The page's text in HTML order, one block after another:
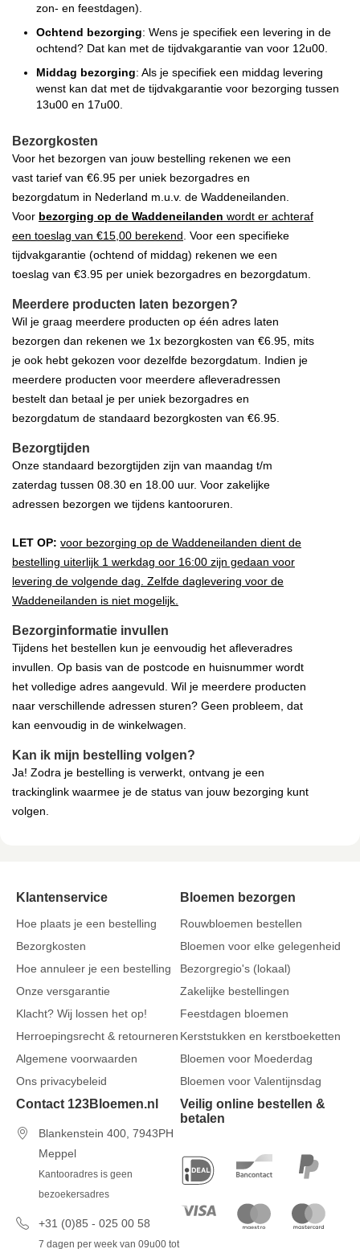
zon- en feestdagen).
Ochtend bezorging: Wens je specifiek een levering in de
ochtend? Dat kan met de tijdvakgarantie van voor 12u00.
Middag bezorging: Als je specifiek een middag levering
wenst kan dat met de tijdvakgarantie voor bezorging tussen
13u00 en 17u00.
Bezorgkosten
Voor het bezorgen van jouw bestelling rekenen we een
vast tarief van €6.95 per uniek bezorgadres en
bezorgdatum in Nederland m.u.v. de Waddeneilanden.
Voor bezorging op de Waddeneilanden wordt er achteraf
een toeslag van €15,00 berekend . Voor een specifieke
tijdvakgarantie (ochtend of middag) rekenen we een
toeslag van €3.95 per uniek bezorgadres en bezorgdatum.
Meerdere producten laten bezorgen?
Wil je graag meerdere producten op één adres laten
bezorgen dan rekenen we 1x bezorgkosten van €6.95, mits
je ook hebt gekozen voor dezelfde bezorgdatum. Indien je
meerdere producten voor meerdere afleveradressen
bestelt dan betaal je per uniek bezorgadres en
bezorgdatum de standaard bezorgkosten van €6.95.
Bezorgtijden
Onze standaard bezorgtijden zijn van maandag t/m
zaterdag tussen 08.30 en 18.00 uur. Voor zakelijke
adressen bezorgen we tijdens kantooruren.
LET OP: voor bezorging op de Waddeneilanden dient de
bestelling uiterlijk 1 werkdag oor 16:00 zijn gedaan voor
levering de volgende dag. Zelfde daglevering voor de
Waddeneilanden is niet mogelijk.
Bezorginformatie invullen
Tijdens het bestellen kun je eenvoudig het afleveradres
invullen. Op basis van de postcode en huisnummer wordt
het volledige adres aangevuld. Wil je meerdere producten
naar verschillende adressen sturen? Geen probleem, dat
kan eenvoudig in de winkelwagen.
Kan ik mijn bestelling volgen?
Ja! Zodra je bestelling is verwerkt, ontvang je een
trackinglink waarmee je de status van jouw bezorging kunt
volgen.
Klantenservice
Hoe plaats je een bestelling
Bezorgkosten
Hoe annuleer je een bestelling
Onze versgarantie
Klacht? Wij lossen het op!
Herroepingsrecht & retourneren
Algemene voorwaarden
Ons privacybeleid
Bloemen bezorgen
Rouwbloemen bestellen
Bloemen voor elke gelegenheid
Bezorgregio's (lokaal)
Zakelijke bestellingen
Feestdagen bloemen
Kerststukken en kerstboeketten
Bloemen voor Moederdag
Bloemen voor Valentijnsdag
Contact 123Bloemen.nl
Blankenstein 400, 7943PH
Meppel
Kantooradres is geen
bezoekersadres
+31 (0)85 - 025 00 58
7 dagen per week van 09u00 tot
Veilig online bestellen &
betalen